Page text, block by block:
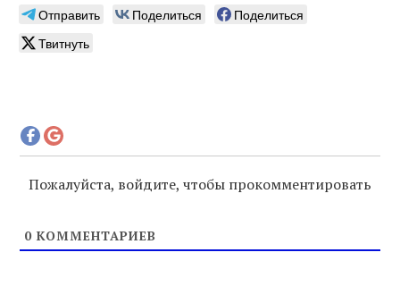
Отправить Поделиться
Поделиться
Твитнуть
Пожалуйста, войдите, чтобы прокомментировать
0 КОММЕНТАРИЕВ